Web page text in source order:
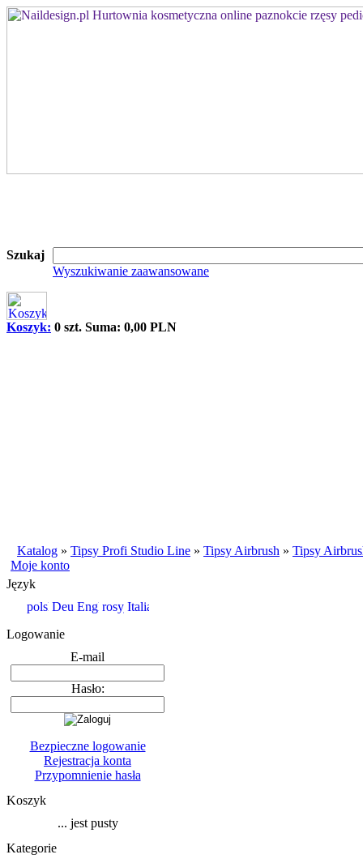
Szukaj
Wyszukiwanie zaawansowane
Koszyk: 0 szt. Suma: 0,00 PLN
Katalog » Tipsy Profi Studio Line » Tipsy Airbrush » Tipsy
Moje konto
Język
Logowanie
E-mail
Hasło:
Bezpieczne logowanie
Rejestracja konta
Przypomnienie hasła
Koszyk
... jest pusty
Kategorie